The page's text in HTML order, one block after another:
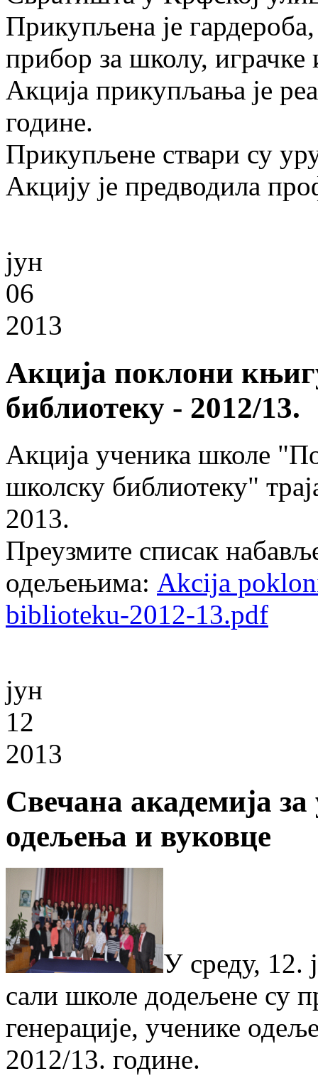
Прикупљена је
прибор за школу, играчке
Акција прикупљања је
године.
Прикупљене ствари су
Акцију је предводила
јун
06
2013
Акција поклони
библиотеку - 2012/13.
Акција ученика школе
школску библиотеку"
2013.
Преузмите списак
одељењима: Akcija
biblioteku-2012-13.pdf
јун
12
2013
Свечана академија
одељења и вуковце
У среду, 12.
сали школе додељене су
генерације, ученике
2012/13. године.